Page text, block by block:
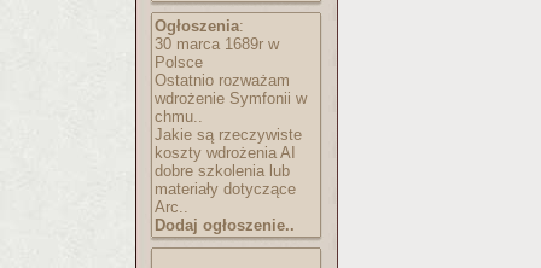
Ogłoszenia:
30 marca 1689r w
Polsce
Ostatnio rozważam
wdrożenie Symfonii w
chmu..
Jakie są rzeczywiste
koszty wdrożenia AI
dobre szkolenia lub
materiały dotyczące
Arc..
Dodaj ogłoszenie..